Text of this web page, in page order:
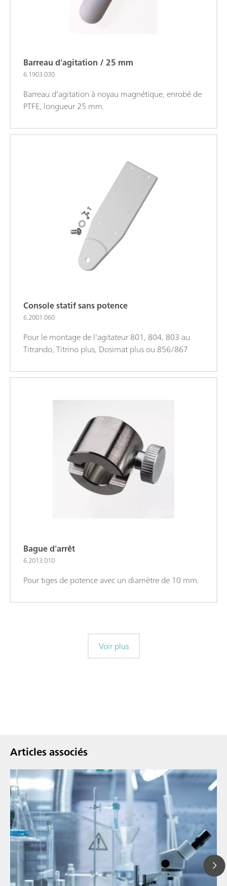
Barreau d'agitation / 25 mm
6.1903.030
Barreau d'agitation à noyau magnétique, enrobé de
PTFE, longueur 25 mm.
Console statif sans potence
6.2001.060
Pour le montage de l'agitateur 801, 804, 803 au
Titrando, Titrino plus, Dosimat plus ou 856/867
Bague d'arrêt
6.2013.010
Pour tiges de potence avec un diamètre de 10 mm.
Voir plus
Articles associés